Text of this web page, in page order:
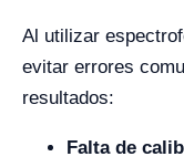
Al utilizar
evitar errores
resultados:
Falta de